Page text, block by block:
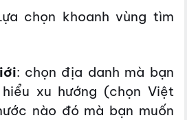
chọn khoanh vùng tìm
: chọn địa danh mà bạn
xu hướng (chọn Việt
nào đó mà bạn muốn